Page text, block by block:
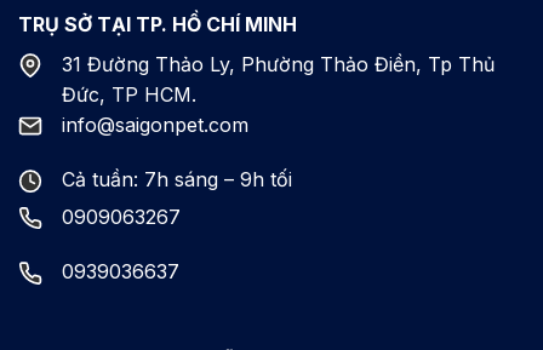
TRỤ SỞ TẠI TP. HỒ CHÍ MINH
31 Đường Thảo Ly, Phường Thảo Điền, Tp Thủ
Đức, TP HCM.
info@saigonpet.com
Cả tuần: 7h sáng – 9h tối
0909063267
0939036637